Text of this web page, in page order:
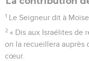
1 Le Seigneur dit à
2 « Dis aux Israélites de
on la recueillera auprès
cœur.